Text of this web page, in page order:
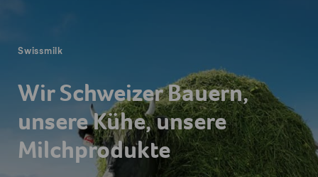
Swissmilk
Wir Schweizer Bauern,
unsere Kühe, unsere
Milchprodukte